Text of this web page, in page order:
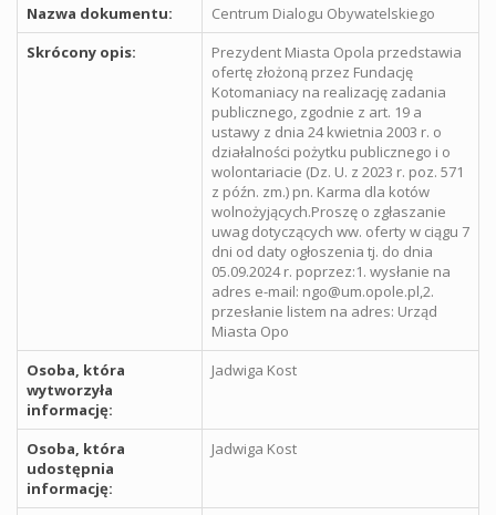
Nazwa dokumentu:
Centrum Dialogu Obywatelskiego
Skrócony opis:
Prezydent Miasta Opola przedstawia
ofertę złożoną przez Fundację
Kotomaniacy na realizację zadania
publicznego, zgodnie z art. 19 a
ustawy z dnia 24 kwietnia 2003 r. o
działalności pożytku publicznego i o
wolontariacie (Dz. U. z 2023 r. poz. 571
z późn. zm.) pn. Karma dla kotów
wolnożyjących.Proszę o zgłaszanie
uwag dotyczących ww. oferty w ciągu 7
dni od daty ogłoszenia tj. do dnia
05.09.2024 r. poprzez:1. wysłanie na
adres e-mail: ngo@um.opole.pl,2.
przesłanie listem na adres: Urząd
Miasta Opo
Osoba, która
wytworzyła
informację:
Jadwiga Kost
Osoba, która
udostępnia
informację:
Jadwiga Kost